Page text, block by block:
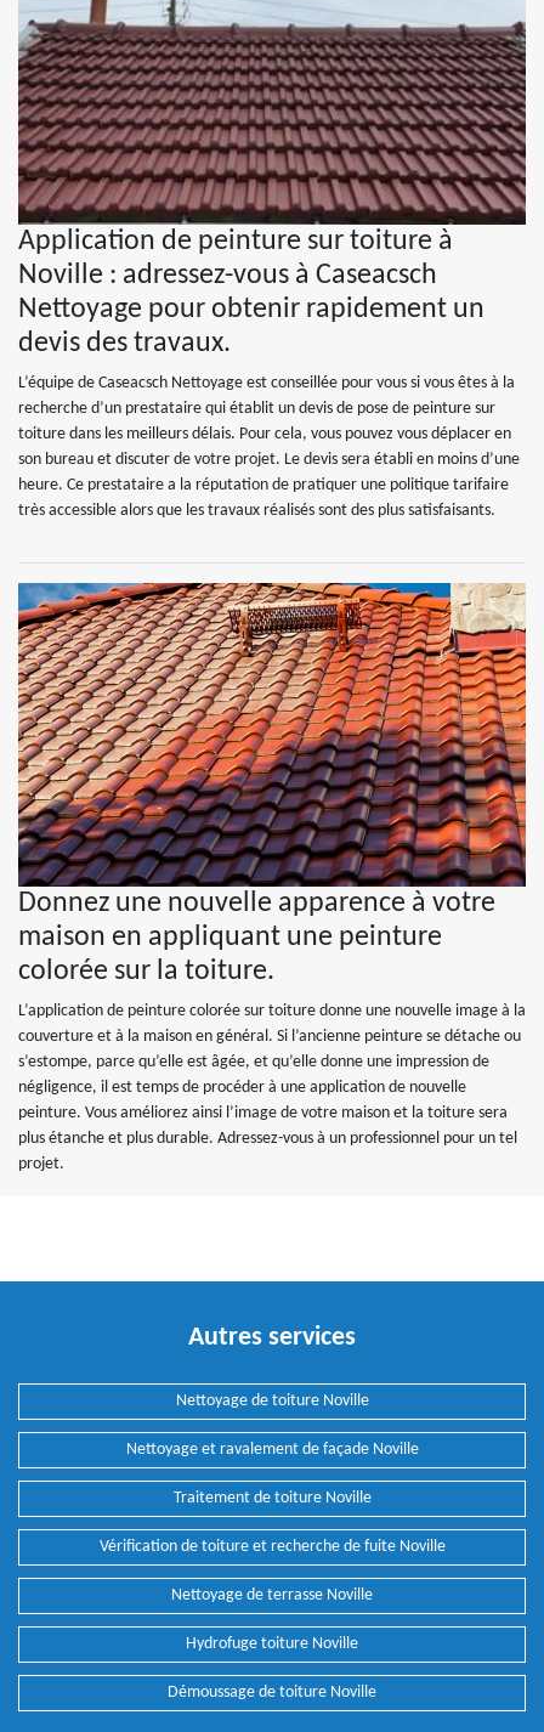
Application de peinture sur toiture à
Noville : adressez-vous à Caseacsch
Nettoyage pour obtenir rapidement un
devis des travaux.
L’équipe de Caseacsch Nettoyage est conseillée pour vous si vous êtes à la
recherche d’un prestataire qui établit un devis de pose de peinture sur
toiture dans les meilleurs délais. Pour cela, vous pouvez vous déplacer en
son bureau et discuter de votre projet. Le devis sera établi en moins d’une
heure. Ce prestataire a la réputation de pratiquer une politique tarifaire
très accessible alors que les travaux réalisés sont des plus satisfaisants.
Donnez une nouvelle apparence à votre
maison en appliquant une peinture
colorée sur la toiture.
L’application de peinture colorée sur toiture donne une nouvelle image à la
couverture et à la maison en général. Si l’ancienne peinture se détache ou
s’estompe, parce qu’elle est âgée, et qu’elle donne une impression de
négligence, il est temps de procéder à une application de nouvelle
peinture. Vous améliorez ainsi l’image de votre maison et la toiture sera
plus étanche et plus durable. Adressez-vous à un professionnel pour un tel
projet.
Autres services
Nettoyage de toiture Noville
Nettoyage et ravalement de façade Noville
Traitement de toiture Noville
Vérification de toiture et recherche de fuite Noville
Nettoyage de terrasse Noville
Hydrofuge toiture Noville
Démoussage de toiture Noville